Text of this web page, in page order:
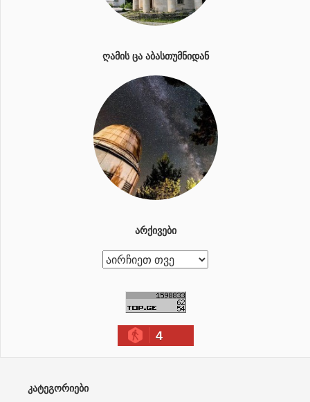
ᲦᲐᲛᲘᲡ ᲪᲐ ᲐᲑᲐᲡᲗᲣᲛᲜᲘᲓᲐᲜ
ᲐᲠᲥᲘᲕᲔᲑᲘ
ა
4
ᲙᲐᲢᲔᲒᲝᲠᲘᲔᲑᲘ